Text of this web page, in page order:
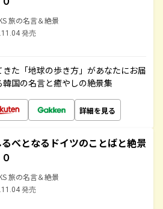
旅の名言＆絶景
発売
た「地球の歩き方」があなたにお届
国の名言と癒やしの絶景集
詳細を見る
べとなるドイツのことばと絶景
旅の名言＆絶景
発売